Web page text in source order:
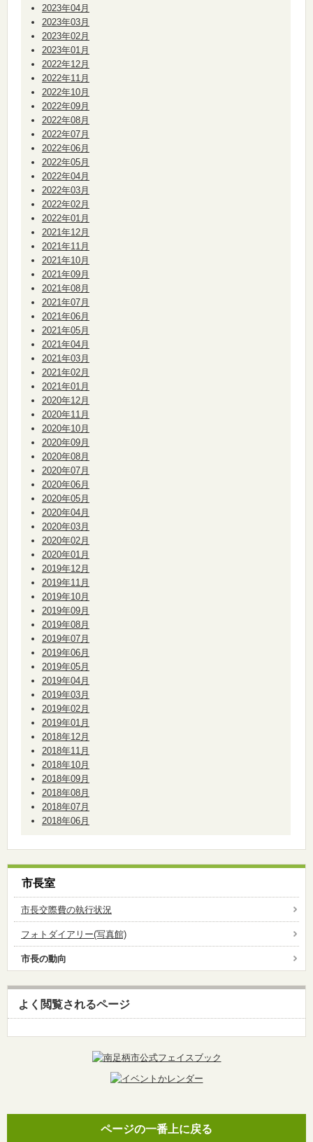
2023年04月
2023年03月
2023年02月
2023年01月
2022年12月
2022年11月
2022年10月
2022年09月
2022年08月
2022年07月
2022年06月
2022年05月
2022年04月
2022年03月
2022年02月
2022年01月
2021年12月
2021年11月
2021年10月
2021年09月
2021年08月
2021年07月
2021年06月
2021年05月
2021年04月
2021年03月
2021年02月
2021年01月
2020年12月
2020年11月
2020年10月
2020年09月
2020年08月
2020年07月
2020年06月
2020年05月
2020年04月
2020年03月
2020年02月
2020年01月
2019年12月
2019年11月
2019年10月
2019年09月
2019年08月
2019年07月
2019年06月
2019年05月
2019年04月
2019年03月
2019年02月
2019年01月
2018年12月
2018年11月
2018年10月
2018年09月
2018年08月
2018年07月
2018年06月
市長室
市長交際費の執行状況
フォトダイアリー(写真館)
市長の動向
よく閲覧されるページ
ページの一番上に戻る